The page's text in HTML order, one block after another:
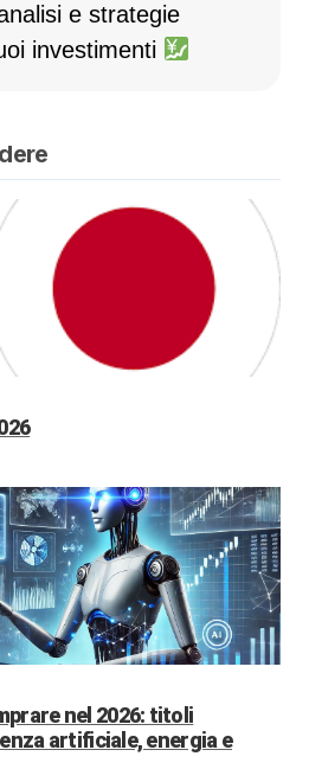
e strategie
investimenti
nel 2026: titoli
artificiale, energia e